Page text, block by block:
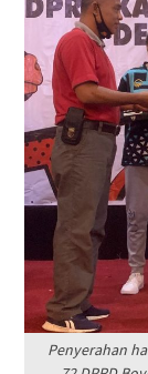
Penyerahan